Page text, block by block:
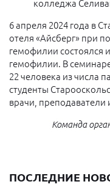
колледжа
6 апреля 2024 года в
отеля «Айсберг» при
гемофилии
гемофилии. В
22 человека из числа
студенты
врачи, преподаватели
Команда
ПОСЛЕДНИЕ